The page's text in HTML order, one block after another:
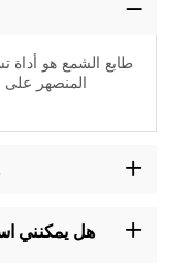
طابع الشمع هو أداة
المنصهر على
بدعم العملاء أو
هل يمكنني